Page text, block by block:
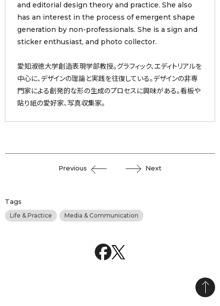
and editorial design theory and practice. She also
has an interest in the process of emergent shape
generation by non-professionals. She is a sign and
sticker enthusiast, and photo collector.
愛知淑徳大学創造表現学部教授。グラフィック、エディトリアルを
中心に、デザインの理論と実践を往復している。デザインの非専
門家による創発的な形の生成のプロセスに興味がある。看板や
貼り紙の愛好家、写真収集家。
Previous Next
Tags
Life & Practice Media & Communication